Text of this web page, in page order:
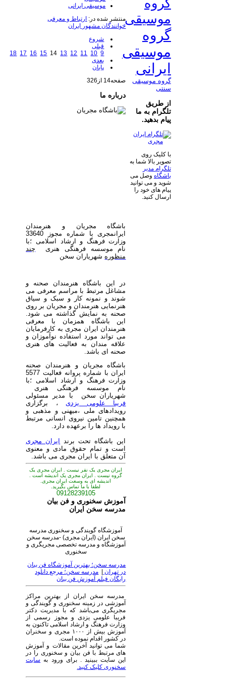
موسیقی ایرانی
منتشر شده در: ارتباط و معرفی
خوانندگان مشهور ایران
شروع
قبلی
9
10
11
12
13
14
15
16
17
18
بعدی
پایان
صفحه14 از326
درباره ما
باشگاه مجریان و هنرمندان
ایرانمجری با شماره مجوز 33640
وزارت فرهنگ و ارشاد اسلامی ؛با
نام موسسه فرهنگی هنری چند
منظوره شهریاران سخن
در این باشگاه هنرمندان صحنه و
مشاغل مرتبط با مراسم معرفی می
شوند و نمونه کار و سبک و سیاق
هنرنمایی هنرمندان و مجریان بر روی
صحنه به نمایش گذاشته می شود.
این باشگاه همزمان با معرفی
هنرمندان ایران مجری به کارفرمایان
می تواند مورد استفاده نوآموزان و
علاقه مندان به فعالیت های هنری
صحنه ای باشد.
باشگاه مجریان و هنرمندان صحنه
ایران با شماره پروانه فعالیت 5577
وزارت فرهنگ و ارشاد اسلامی ؛با
نام موسسه فرهنگی هنری
شهریاران سخن با مدیر مسئولی
فریبا علومی یزدی ، برگزاری
رویدادهای ملی ،میهنی و مذهبی و
همچنین تامین نیروی انسانی مرتبط
با رویداد ها را برعهده دارد.
این باشگاه تحت برند
ایران مجری
است و تمام حقوق مادی و معنوی
آن متعلق با ایران مجری می باشد.
ایران مجری یک نفر نیست . ایران مجری یک
گروه نیست . ایران مجری یک اندیشه است .
اندیشه ای به وسعت ایران مجری.
لطفا با ما تماس بگیرید.
09128239105
آموزش سخنوری و فن بیان
مدرسه سخن ایران
آموزشگاه گویندگی و سخنوری مدرسه
سخن ایران (ایران مجری) -مدرسه سخن
آموزشگاه و مدرسه تخصصی مجریگری و
سخنوری
مدرسه سخن؛ بهترین آموزشگاه فن بیان
در تهران | مدرسه سخن؛ مرجع دانلود
رایگان فیلم آموزش فن بیان
مدرسه سخن ایران از بهترین مراکز
آموزشی در زمینه سخنوری و گویندگی و
مجریگری می‌باشد که با مدیریت دکتر
فریبا علومی یزدی و مجوز رسمی از
وزارت فرهنگ و ارشاد اسلامی تاکنون به
آموزش بیش از ۱۰۰۰ مجری و سخنران
در کشور اقدام نموده است.
شما می توانید آخرین مقالات و آموزش
های مرتبط با فن بیان و سخنوری را در
این سایت ببینید . برای ورود به سایت
سخنوری کلیک کنید.
گروه
موسیقی
گروه
موسیقی
ایرانی
گروه موسیقی
سنتی
از طریق
تلگرام به ما
پیام بدهید.
با کلیک روی
تصویر بالا شما به
تلگرام مدیر
باشگاه وصل می
شوید و می توانید
پیام های خود را
ارسال کنید.